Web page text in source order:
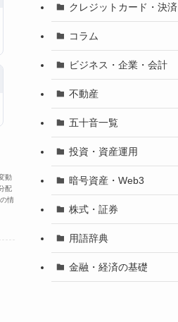
動
配
情
クレジットカード・決済
コラム
ビジネス・企業・会計
不動産
五十音一覧
投資・資産運用
暗号資産・Web3
株式・証券
用語辞典
金融・経済の基礎